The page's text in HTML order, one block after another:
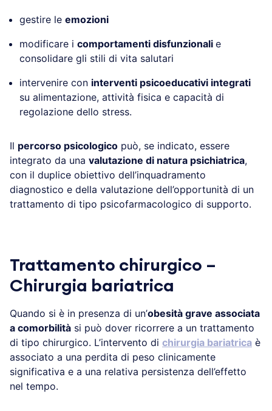
gestire le emozioni
modificare i comportamenti disfunzionali e
consolidare gli stili di vita salutari
intervenire con interventi psicoeducativi integrati
su alimentazione, attività fisica e capacità di
regolazione dello stress.
Il percorso psicologico può, se indicato, essere
integrato da una valutazione di natura psichiatrica,
con il duplice obiettivo dell’inquadramento
diagnostico e della valutazione dell’opportunità di un
trattamento di tipo psicofarmacologico di supporto.
Trattamento chirurgico –
Chirurgia bariatrica
Quando si è in presenza di un’obesità grave associata
a comorbilità si può dover ricorrere a un trattamento
di tipo chirurgico. L’intervento di chirurgia bariatrica è
associato a una perdita di peso clinicamente
significativa e a una relativa persistenza dell’effetto
nel tempo.